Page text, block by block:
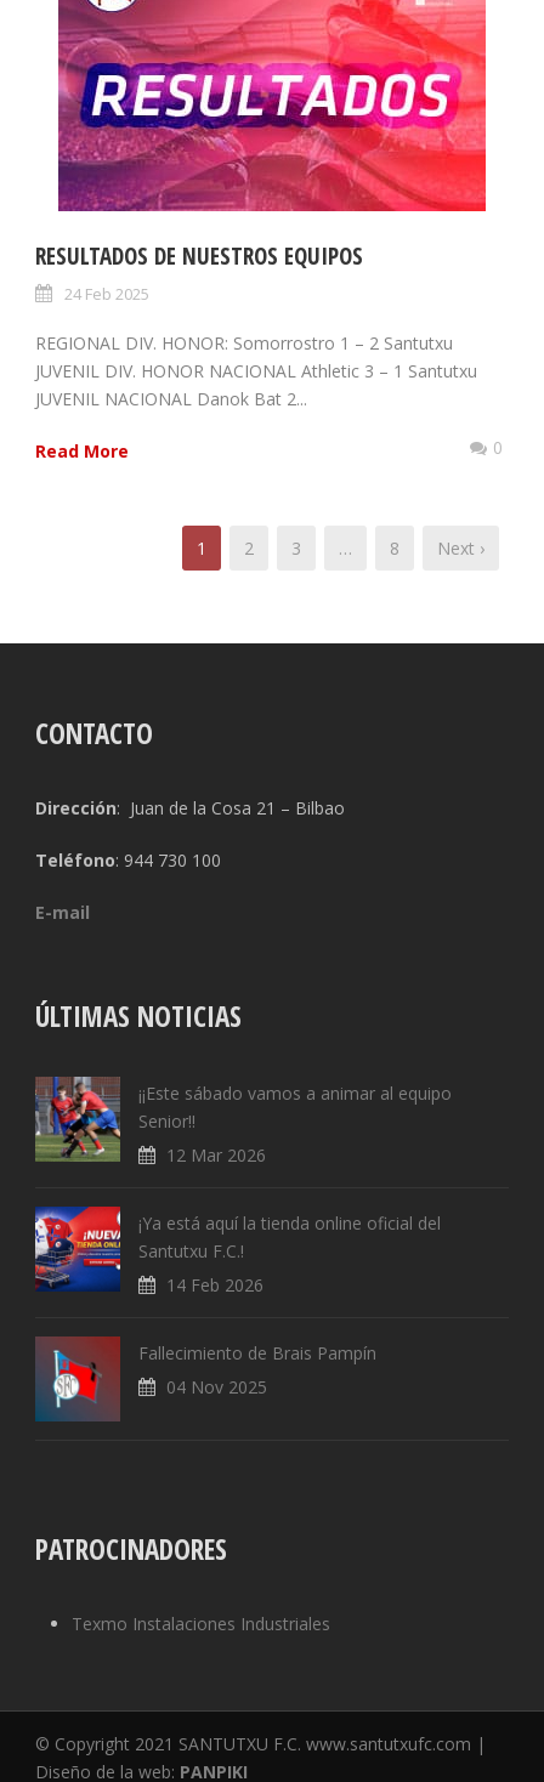
RESULTADOS DE NUESTROS EQUIPOS
24 Feb 2025
REGIONAL DIV. HONOR: Somorrostro 1 – 2 Santutxu
JUVENIL DIV. HONOR NACIONAL Athletic 3 – 1 Santutxu
JUVENIL NACIONAL Danok Bat 2...
Read More 0
1 2 3 … 8 Next ›
CONTACTO
Dirección: Juan de la Cosa 21 – Bilbao
Teléfono: 944 730 100
E-mail
ÚLTIMAS NOTICIAS
¡¡Este sábado vamos a animar al equipo
Senior!!
12 Mar 2026
¡Ya está aquí la tienda online oficial del
Santutxu F.C.!
14 Feb 2026
Fallecimiento de Brais Pampín
04 Nov 2025
PATROCINADORES
Texmo Instalaciones Industriales
© Copyright 2021 SANTUTXU F.C. www.santutxufc.com |
Diseño de la web: PANPIKI